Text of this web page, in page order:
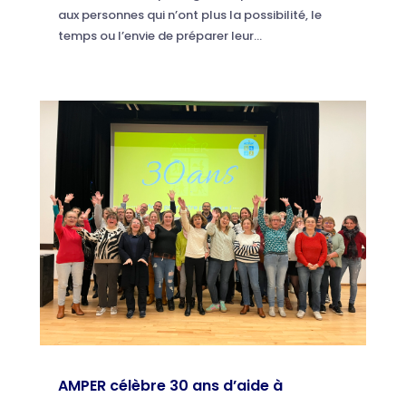
aux personnes qui n’ont plus la possibilité, le
temps ou l’envie de préparer leur...
AMPER célèbre 30 ans d’aide à